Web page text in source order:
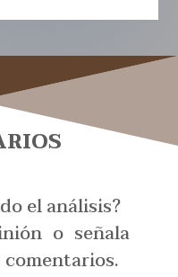
el análisis?
o señala